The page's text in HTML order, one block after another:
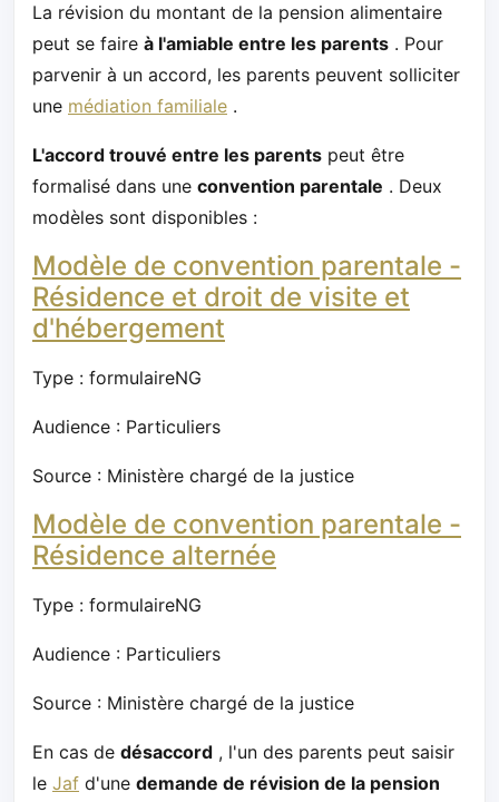
La révision du montant de la pension alimentaire
peut se faire à l'amiable entre les parents . Pour
parvenir à un accord, les parents peuvent solliciter
une médiation familiale .
L'accord trouvé entre les parents peut être
formalisé dans une convention parentale . Deux
modèles sont disponibles :
Modèle de convention parentale -
Résidence et droit de visite et
d'hébergement
Type : formulaireNG
Audience : Particuliers
Source : Ministère chargé de la justice
Modèle de convention parentale -
Résidence alternée
Type : formulaireNG
Audience : Particuliers
Source : Ministère chargé de la justice
En cas de désaccord , l'un des parents peut saisir
le Jaf d'une demande de révision de la pension